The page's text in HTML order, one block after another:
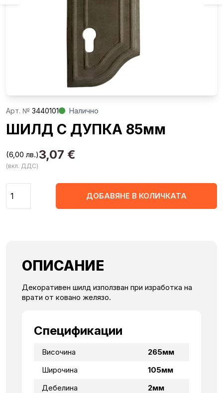
Aрт. № 3440101 Налично
ШИЛД С ДУПКА 85мм
3,07 €
(6,00 лв.)
(вкл. ДДС)
ДОБАВЯНЕ В КОЛИЧКАТА
ОПИСАНИЕ
Декоративен шилд използван при изработка на
врати от ковано желязо.
Спецификации
Височина
265мм
Широчина
105мм
Дебелина
2мм